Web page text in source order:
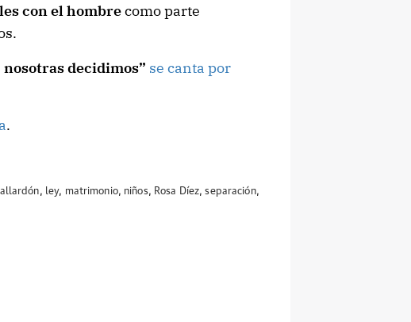
con el hombrecomo parte
decidimos” se canta por
.
, ley, matrimonio, niños, Rosa Díez,separación,